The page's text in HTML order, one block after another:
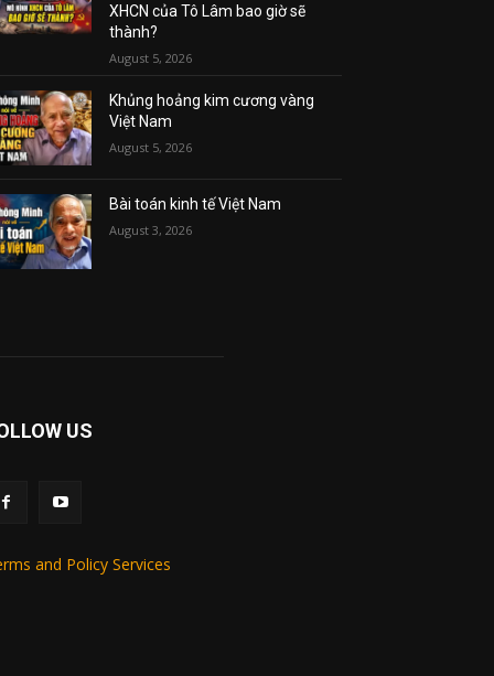
XHCN của Tô Lâm bao giờ sẽ
thành?
August 5, 2026
Khủng hoảng kim cương vàng
Việt Nam
August 5, 2026
Bài toán kinh tế Việt Nam
August 3, 2026
US
and Policy Services